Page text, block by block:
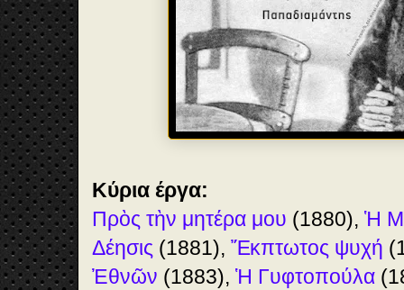
Κύρια έργα:
Πρὸς τὴν μητέρα μου (1880), Ἡ
Δέησις (1881), Ἔκπτωτος ψυχή
Ἐθνῶν (1883), Ἡ Γυφτοπούλα